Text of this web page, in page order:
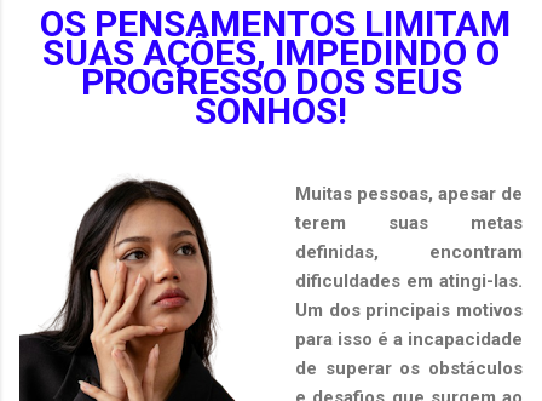
OS PENSAMENTOS LIMITAM
SUAS AÇÕES, IMPEDINDO O
PROGRESSO DOS SEUS
SONHOS!
Muitas pessoas, apesar de
terem suas metas
definidas, encontram
dificuldades em atingi-las.
Um dos principais motivos
para isso é a incapacidade
de superar os obstáculos